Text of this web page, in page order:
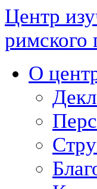
Центр
римского
О